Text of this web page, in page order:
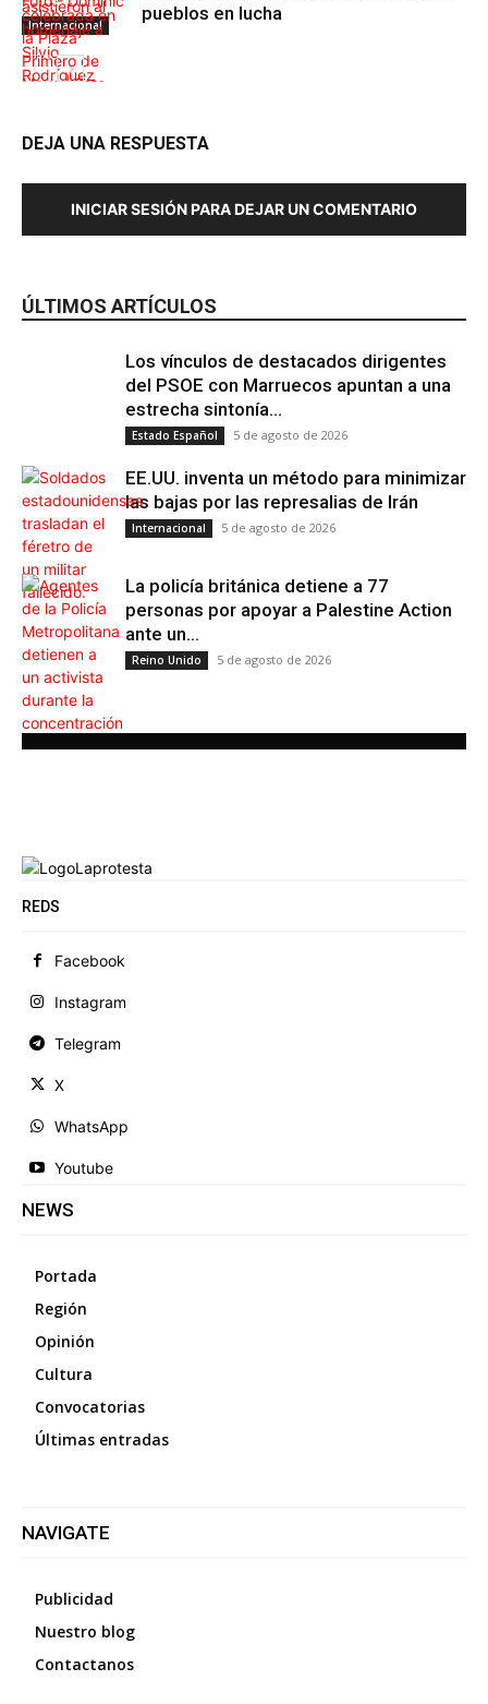
Internacional
pueblos en lucha
DEJA UNA RESPUESTA
INICIAR SESIÓN PARA DEJAR UN COMENTARIO
ÚLTIMOS ARTÍCULOS
Los vínculos de destacados dirigentes
del PSOE con Marruecos apuntan a una
estrecha sintonía...
Estado Español 5 de agosto de 2026
EE.UU. inventa un método para minimizar
las bajas por las represalias de Irán
Internacional 5 de agosto de 2026
La policía británica detiene a 77
personas por apoyar a Palestine Action
ante un...
Reino Unido 5 de agosto de 2026
REDS
Facebook
Instagram
Telegram
X
WhatsApp
Youtube
NEWS
Portada
Región
Opinión
Cultura
Convocatorias
Últimas entradas
NAVIGATE
Publicidad
Nuestro blog
Contactanos